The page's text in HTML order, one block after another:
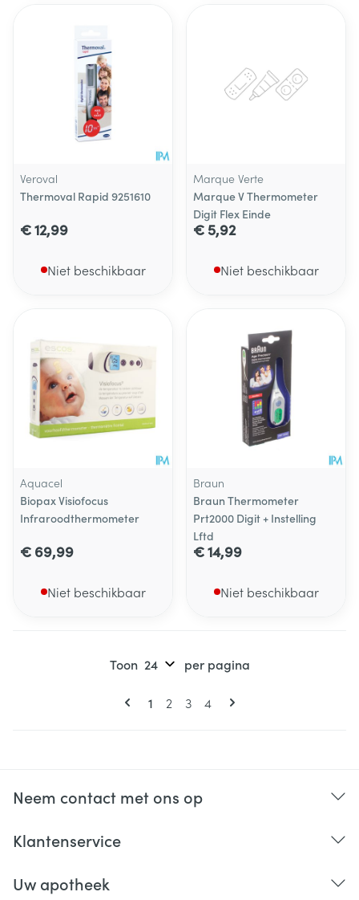
Veroval
Thermoval Rapid 9251610
€ 12,99
Niet beschikbaar
Marque Verte
Marque V Thermometer
Digit Flex Einde
€ 5,92
Niet beschikbaar
Aquacel
Biopax Visiofocus
Infraroodthermometer
€ 69,99
Niet beschikbaar
Braun
Braun Thermometer
Prt2000 Digit + Instelling
Lftd
€ 14,99
Niet beschikbaar
Pagina's
U lees momenteel pagina
1 Pagina
2 Pagina
3 Pagina
4
Toon per pagina
Neem contact met ons op
Klantenservice
Uw apotheek